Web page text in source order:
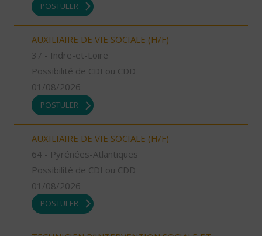
POSTULER
AUXILIAIRE DE VIE SOCIALE (H/F)
37 - Indre-et-Loire
Possibilité de CDI ou CDD
01/08/2026
POSTULER
AUXILIAIRE DE VIE SOCIALE (H/F)
64 - Pyrénées-Atlantiques
Possibilité de CDI ou CDD
01/08/2026
POSTULER